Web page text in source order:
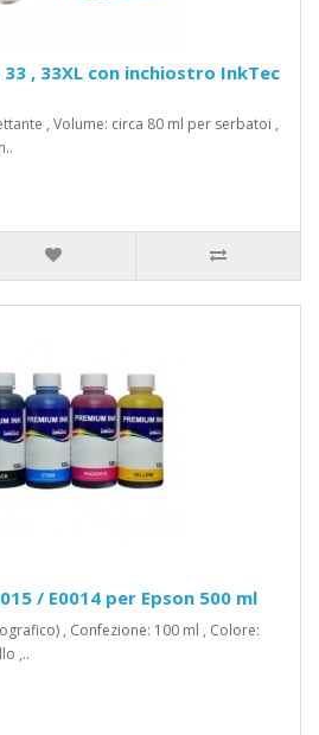
33 , 33XL con inchiostro InkTec
, Volume: circa 80 ml per serbatoi ,
/ E0014 per Epson 500 ml
, Confezione: 100 ml , Colore:
,..